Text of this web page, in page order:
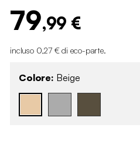
79,99 €
incluso 0,27 € di eco-parte.
Colore: Beige